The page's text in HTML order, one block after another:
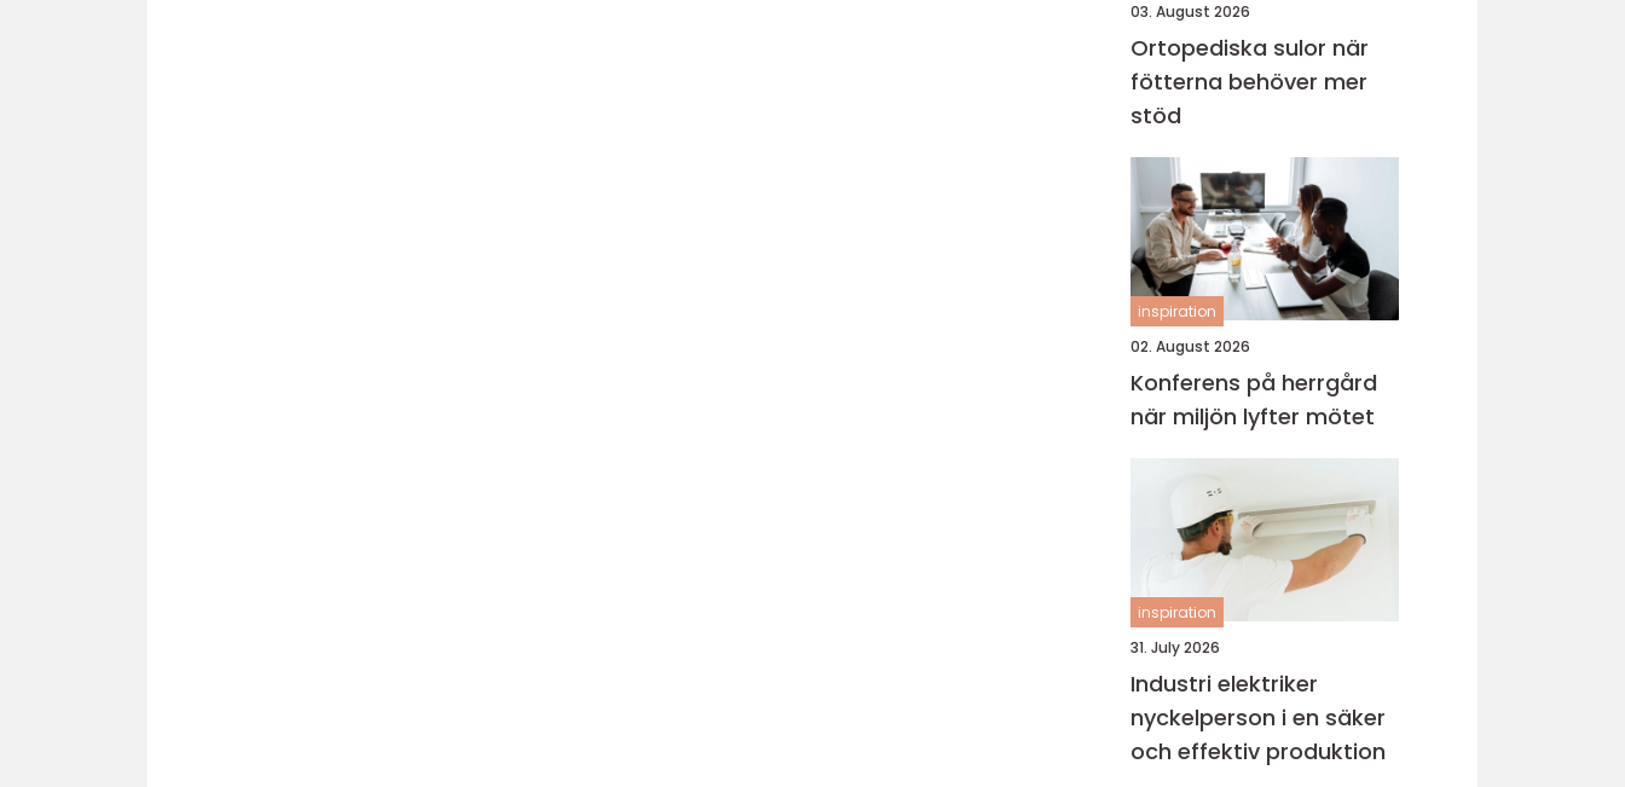
03. August 2026
Ortopediska sulor när
fötterna behöver mer
stöd
inspiration
02. August 2026
Konferens på herrgård
när miljön lyfter mötet
inspiration
31. July 2026
Industri elektriker
nyckelperson i en säker
och effektiv produktion